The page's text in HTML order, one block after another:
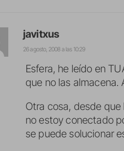
javitxus
26 agosto, 2008 a las 10:29
Esfera, he leído en
que no las
Otra cosa, desde
no estoy conectado
se puede solucionar